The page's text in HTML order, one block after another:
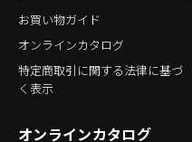
お買い物ガイド
オンラインカタログ
特定商取引に関する法律に基づ
く表示
オンラインカタログ